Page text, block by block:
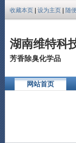
收藏本页 设为主页 随
湖南维特科
芳香除臭化学品
网站首页